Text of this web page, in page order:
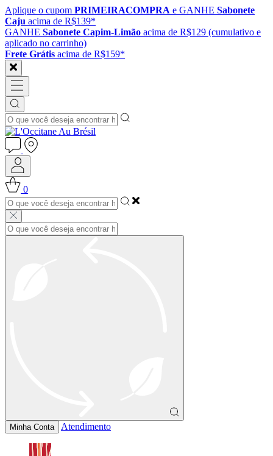
Aplique o cupom PRIMEIRACOMPRA e GANHE Sabonete
Caju acima de R$139*
GANHE Sabonete Capim-Limão acima de R$129 (cumulativo e
aplicado no carrinho)
Frete Grátis acima de R$159*
0
Minha Conta Atendimento